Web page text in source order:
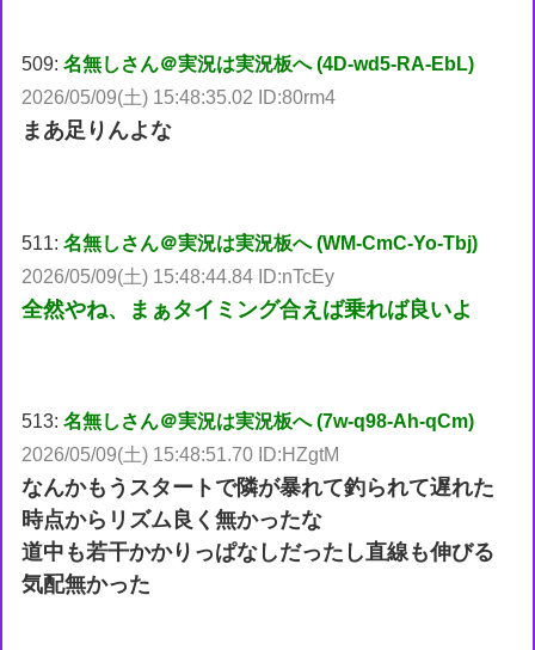
509:名無しさん＠実況は実況板へ (4D-wd5-RA-EbL)
2026/05/09(土) 15:48:35.02 ID:80rm4
まあ足りんよな
511:名無しさん＠実況は実況板へ (WM-CmC-Yo-Tbj)
2026/05/09(土) 15:48:44.84 ID:nTcEy
全然やね、まぁタイミング合えば乗れば良いよ
513:名無しさん＠実況は実況板へ (7w-q98-Ah-qCm)
2026/05/09(土) 15:48:51.70 ID:HZgtM
なんかもうスタートで隣が暴れて釣られて遅れた
時点からリズム良く無かったな
道中も若干かかりっぱなしだったし直線も伸びる
気配無かった